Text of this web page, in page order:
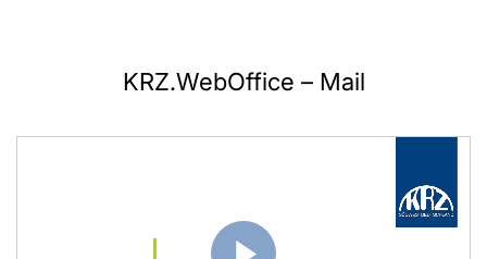
KRZ.WebOffice – Mail